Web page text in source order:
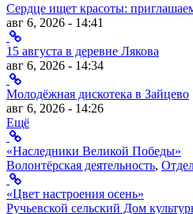
Сердце ищет красоты:
авг 6, 2026 - 14:41
15 августа в деревне Лякова
авг 6, 2026 - 14:34
Молодёжная дискотека в Зайцево
авг 6, 2026 - 14:26
Ещё
«Наследники Великой Победы»
Волонтёрская деятельность,
«Цвет настроения осень»
Ручьевской сельский Дом